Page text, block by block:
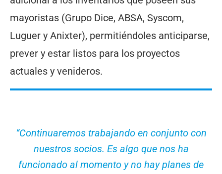
mayoristas (Grupo Dice, ABSA, Syscom,
Luguer y Anixter), permitiéndoles anticiparse,
prever y estar listos para los proyectos
actuales y venideros.
“Continuaremos trabajando en conjunto con
nuestros socios. Es algo que nos ha
funcionado al momento y no hay planes de